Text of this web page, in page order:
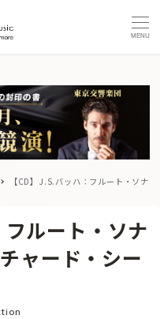
MENU
【CD】J.S.バッハ：フルート・ソナ
フルート・ソナ
ャード・シー